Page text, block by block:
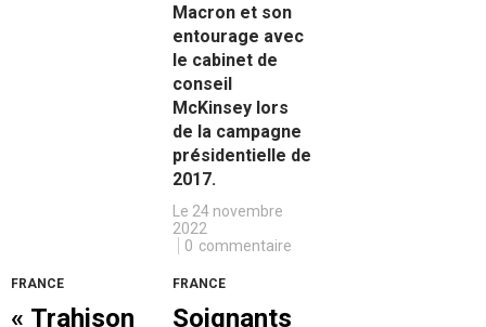
Macron et son
entourage avec
le cabinet de
conseil
McKinsey lors
de la campagne
présidentielle de
2017.
Le 24 novembre
2022
0 commentaire
FRANCE
« Trahison
FRANCE
Soignants